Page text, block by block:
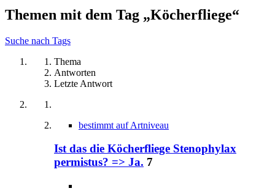
Themen mit dem Tag „Köcherfliege“
Suche nach Tags
Thema
Antworten
Letzte Antwort
bestimmt auf Artniveau
Ist das die Köcherfliege Stenophylax
permistus? => Ja. 7